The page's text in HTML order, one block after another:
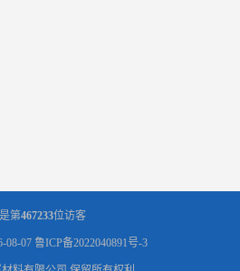
第467233位访客
08-07 鲁ICP备2022040891号-3